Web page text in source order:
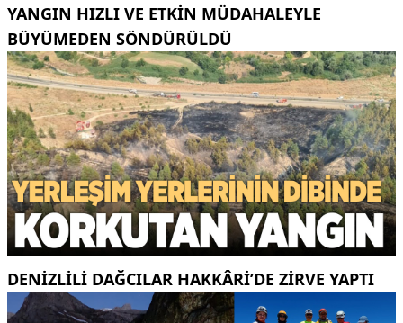
YANGIN HIZLI VE ETKIN MÜDAHALEYLE
BÜYÜMEDEN SÖNDÜRÜLDÜ
DENIZLILI DAĞCILAR HAKKÂRI’DE ZIRVE YAPTI